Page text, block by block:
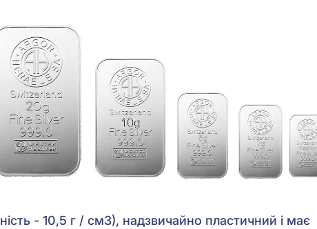
- 10,5 г / см3), надзвичайно пластичний і має